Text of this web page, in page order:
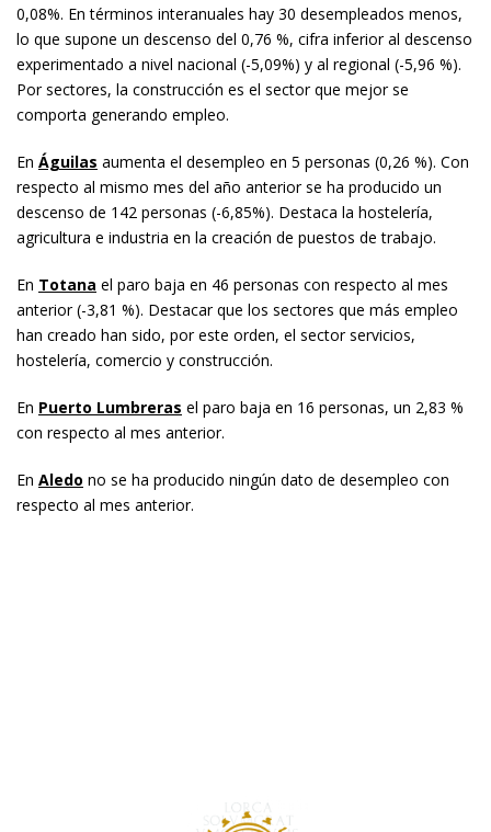
0,08%. En términos interanuales hay 30 desempleados menos,
lo que supone un descenso del 0,76 %, cifra inferior al descenso
experimentado a nivel nacional (-5,09%) y al regional (-5,96 %).
Por sectores, la construcción es el sector que mejor se
comporta generando empleo.
En Águilas aumenta el desempleo en 5 personas (0,26 %). Con
respecto al mismo mes del año anterior se ha producido un
descenso de 142 personas (-6,85%). Destaca la hostelería,
agricultura e industria en la creación de puestos de trabajo.
En Totana el paro baja en 46 personas con respecto al mes
anterior (-3,81 %). Destacar que los sectores que más empleo
han creado han sido, por este orden, el sector servicios,
hostelería, comercio y construcción.
En Puerto Lumbreras el paro baja en 16 personas, un 2,83 %
con respecto al mes anterior.
En Aledo no se ha producido ningún dato de desempleo con
respecto al mes anterior.